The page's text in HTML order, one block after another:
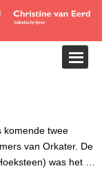
komende twee
van Orkater. De
was het …